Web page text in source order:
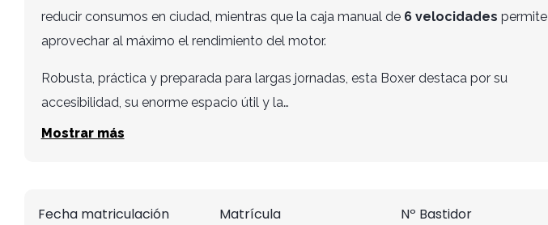
reducir consumos en ciudad, mientras que la caja manual de 6 velocidades permite
aprovechar al máximo el rendimiento del motor.
Robusta, práctica y preparada para largas jornadas, esta Boxer destaca por su
accesibilidad, su enorme espacio útil y la…
Mostrar más
Fecha matriculación Matrícula Nº Bastidor